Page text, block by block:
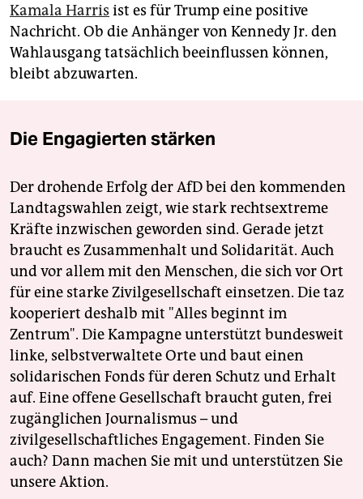
Kamala Harris ist es für Trump eine positive
Nachricht. Ob die Anhänger von Kennedy Jr. den
Wahlausgang tatsächlich beeinflussen können,
bleibt abzuwarten.
Die Engagierten stärken
Der drohende Erfolg der AfD bei den kommenden
Landtagswahlen zeigt, wie stark rechtsextreme
Kräfte inzwischen geworden sind. Gerade jetzt
braucht es Zusammenhalt und Solidarität. Auch
und vor allem mit den Menschen, die sich vor Ort
für eine starke Zivilgesellschaft einsetzen. Die taz
kooperiert deshalb mit "Alles beginnt im
Zentrum". Die Kampagne unterstützt bundesweit
linke, selbstverwaltete Orte und baut einen
solidarischen Fonds für deren Schutz und Erhalt
auf. Eine offene Gesellschaft braucht guten, frei
zugänglichen Journalismus – und
zivilgesellschaftliches Engagement. Finden Sie
auch? Dann machen Sie mit und unterstützen Sie
unsere Aktion.